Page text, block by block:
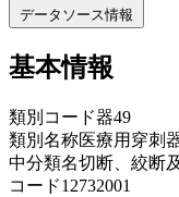
データソース情報
基本情報
類別コード器49
類別名称医療用穿刺
中分類名切断、絞断
コード12732001